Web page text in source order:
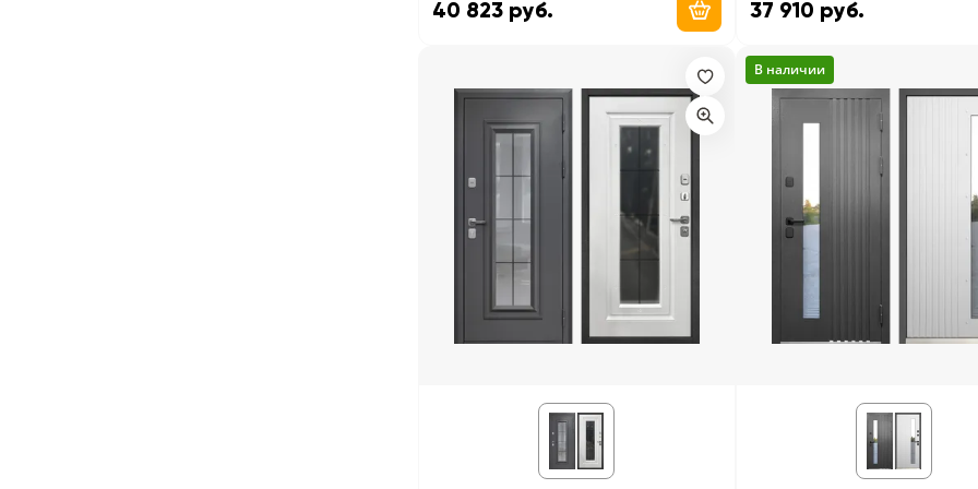
40 823 руб. Добавить в корзину
37 910 руб.
В наличии